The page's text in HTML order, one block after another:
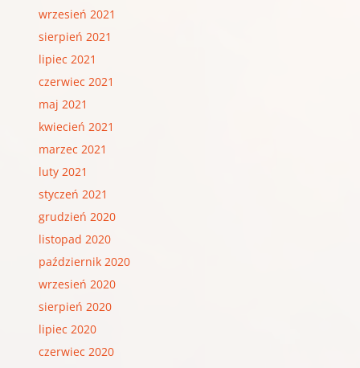
wrzesień 2021
sierpień 2021
lipiec 2021
czerwiec 2021
maj 2021
kwiecień 2021
marzec 2021
luty 2021
styczeń 2021
grudzień 2020
listopad 2020
październik 2020
wrzesień 2020
sierpień 2020
lipiec 2020
czerwiec 2020